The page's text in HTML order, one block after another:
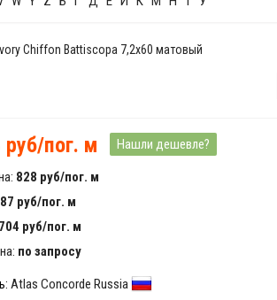
Chiffon Battiscopa 7,2x60 матовый
пог. м Нашли дешевле?
828 руб/пог. м
руб/пог. м
704 руб/пог. м
по запросу
Atlas Concorde Russia